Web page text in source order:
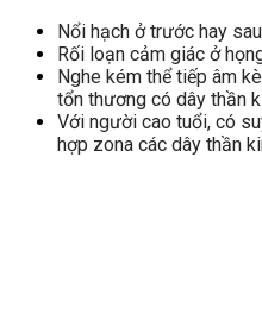
Nổi hạch ở trước hay
Rối loạn cảm giác ở
Nghe kém thể tiếp âm
tổn thương có dây thần
Với người cao tuổi, có
hợp zona các dây thần